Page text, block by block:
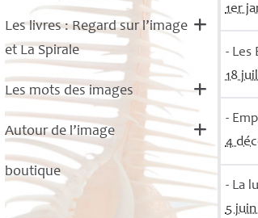
Les livres : Regard sur l’image
et La Spirale
Les mots des images
Autour de l’image
boutique
1er
- Les
18
-
4
- La
5